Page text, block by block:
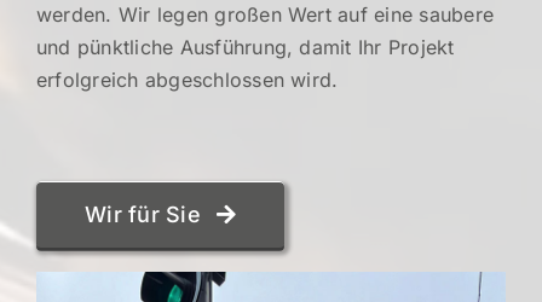
werden. Wir legen großen Wert auf eine saubere
und pünktliche Ausführung, damit Ihr Projekt
erfolgreich abgeschlossen wird.
Wir für Sie